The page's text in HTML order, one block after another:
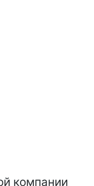
компании